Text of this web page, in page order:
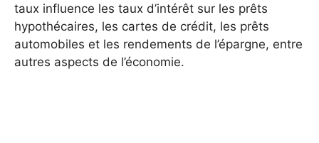
taux influence les taux d’intérêt sur les prêts
hypothécaires, les cartes de crédit, les prêts
automobiles et les rendements de l’épargne, entre
autres aspects de l’économie.